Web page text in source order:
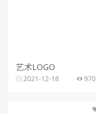
艺术LOGO
2021-12-18 970